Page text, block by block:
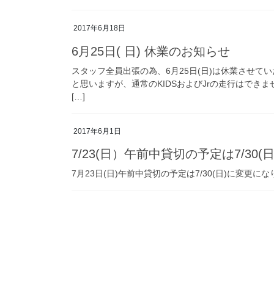
2017年6月18日
6月25日( 日) 休業のお知らせ
スタッフ全員出張の為、6月25日(日)は休業させて
と思いますが、通常のKIDSおよびJrの走行はでき
[…]
2017年6月1日
7/23(日）午前中貸切の予定は7/30(
7月23日(日)午前中貸切の予定は7/30(日)に変更にな